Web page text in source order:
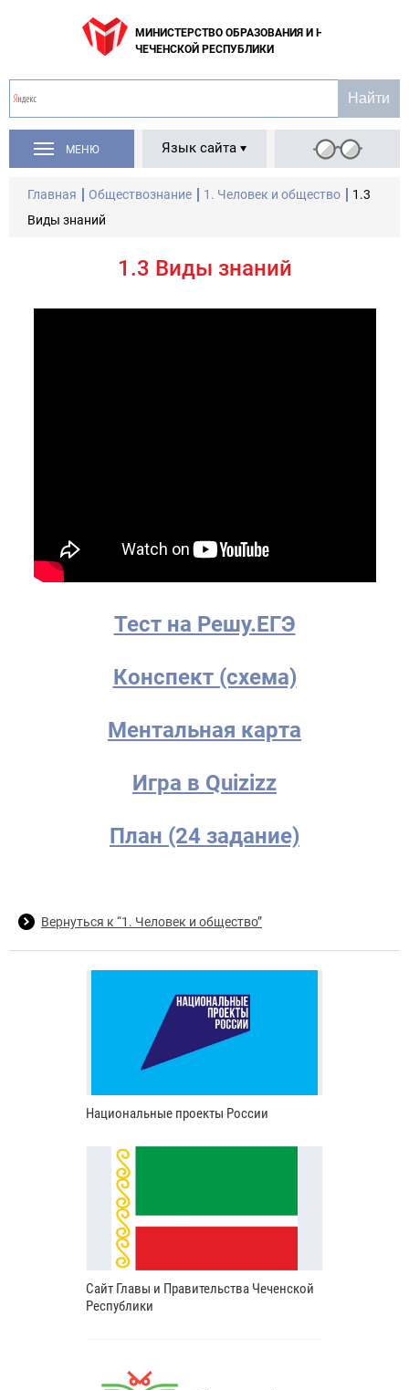
МИНИСТЕРСТВО ОБРАЗОВАНИЯ И НАУКИ
ЧЕЧЕНСКОЙ РЕСПУБЛИКИ
МЕНЮ Язык сайта
Главная Обществознание 1. Человек и общество
1.3
Виды знаний
1.3 Виды знаний
Тест на Решу.ЕГЭ
Конспект (схема)
Ментальная карта
Игра в Quizizz
План (24 задание)
Вернуться к “1. Человек и общество”
Национальные проекты России
Сайт Главы и Правительства Чеченской
Республики